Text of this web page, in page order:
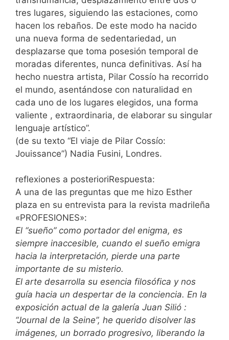
tres lugares, siguiendo las estaciones, como
hacen los rebaños. De este modo ha nacido
una nueva forma de sedentariedad, un
desplazarse que toma posesión temporal de
moradas diferentes, nunca definitivas. Así ha
hecho nuestra artista, Pilar Cossío ha recorrido
el mundo, asentándose con naturalidad en
cada uno de los lugares elegidos, una forma
valiente , extraordinaria, de elaborar su singular
lenguaje artístico”.
(de su texto “El viaje de Pilar Cossío:
Jouissance”) Nadia Fusini, Londres.
reflexiones a posterioriRespuesta:
A una de las preguntas que me hizo Esther
plaza en su entrevista para la revista madrileña
«PROFESIONES»:
El “sueño” como portador del enigma, es
siempre inaccesible, cuando el sueño emigra
hacia la interpretación, pierde una parte
importante de su misterio.
El arte desarrolla su esencia filosófica y nos
guía hacia un despertar de la conciencia. En la
exposición actual de la galería Juan Silió :
“Journal de la Seine”, he querido disolver las
imágenes, un borrado progresivo, liberando la